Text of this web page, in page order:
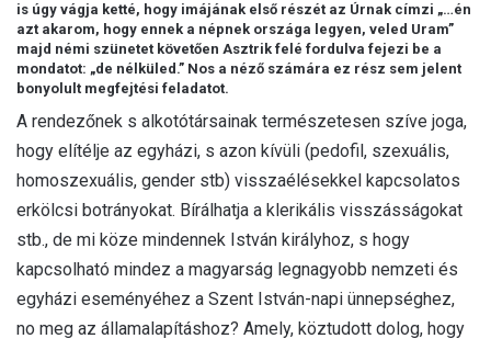
is úgy vágja ketté, hogy imájának első részét az Úrnak címzi „…én
azt akarom, hogy ennek a népnek országa legyen, veled Uram”
majd némi szünetet követően Asztrik felé fordulva fejezi be a
mondatot: „de nélküled.” Nos a néző számára ez rész sem jelent
bonyolult megfejtési feladatot.
A rendezőnek s alkotótársainak természetesen szíve joga,
hogy elítélje az egyházi, s azon kívüli (pedofil, szexuális,
homoszexuális, gender stb) visszaélésekkel kapcsolatos
erkölcsi botrányokat. Bírálhatja a klerikális visszásságokat
stb., de mi köze mindennek István királyhoz, s hogy
kapcsolható mindez a magyarság legnagyobb nemzeti és
egyházi eseményéhez a Szent István-napi ünnepséghez,
no meg az államalapításhoz? Amely, köztudott dolog, hogy